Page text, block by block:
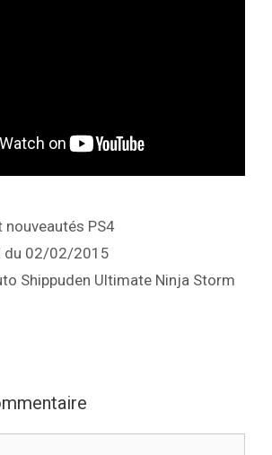
PS4
du 02/02/2015
Shippuden Ultimate Ninja Storm